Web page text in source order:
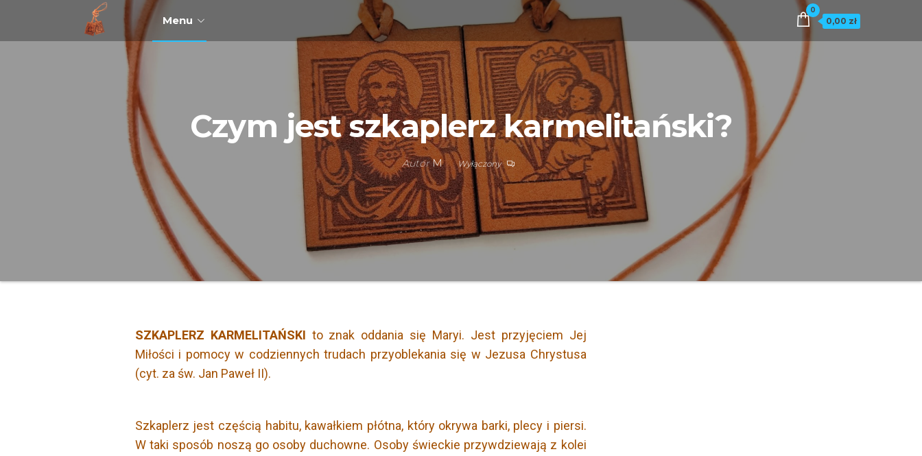
Szkaplerz,
który
pomaga
0
0,00 zł
Menu
Czym jest szkaplerz karmelitański?
AutorM Wyłączony
SZKAPLERZ KARMELITAŃSKI to znak oddania się Maryi. Jest przyjęciem Jej
Miłości i pomocy w codziennych trudach przyoblekania się w Jezusa Chrystusa
(cyt. za św. Jan Paweł II).
Szkaplerz jest częścią habitu, kawałkiem płótna, który okrywa barki, plecy i piersi.
W taki sposób noszą go osoby duchowne. Osoby świeckie przywdziewają z kolei